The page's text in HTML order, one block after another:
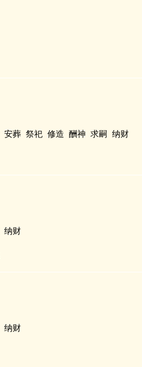
安葬 祭祀 修造 酬神 求嗣 纳财
纳财
纳财